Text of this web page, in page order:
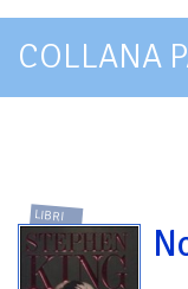
COLLANA
LIBRI